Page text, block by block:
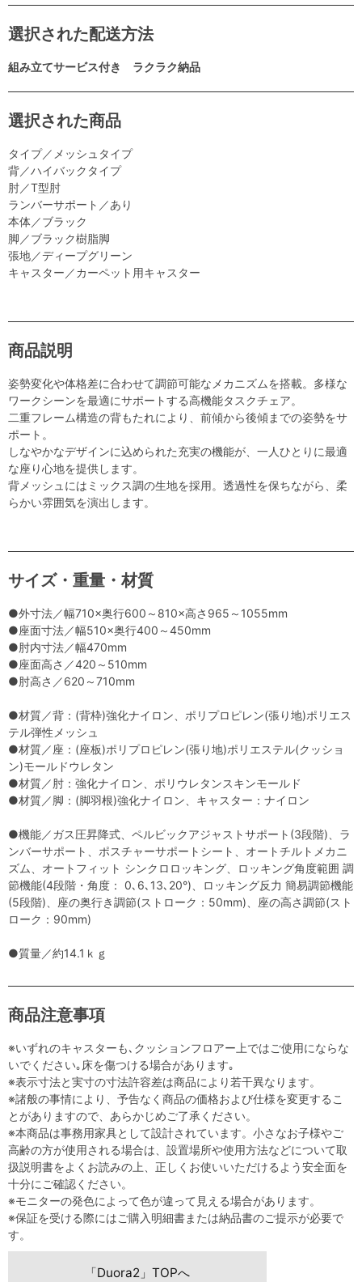
選択された配送方法
組み立てサービス付き ラクラク納品
選択された商品
タイプ／メッシュタイプ
背／ハイバックタイプ
肘／T型肘
ランバーサポート／あり
本体／ブラック
脚／ブラック樹脂脚
張地／ディープグリーン
キャスター／カーペット用キャスター
商品説明
姿勢変化や体格差に合わせて調節可能なメカニズムを搭載。多様な
ワークシーンを最適にサポートする高機能タスクチェア。
二重フレーム構造の背もたれにより、前傾から後傾までの姿勢をサ
ポート。
しなやかなデザインに込められた充実の機能が、一人ひとりに最適
な座り心地を提供します。
背メッシュにはミックス調の生地を採用。透過性を保ちながら、柔
らかい雰囲気を演出します。
サイズ・重量・材質
●外寸法／幅710×奥行600～810×高さ965～1055mm
●座面寸法／幅510×奥行400～450mm
●肘内寸法／幅470mm
●座面高さ／420～510mm
●肘高さ／620～710mm
●材質／背：(背枠)強化ナイロン、ポリプロピレン(張り地)ポリエス
テル弾性メッシュ
●材質／座：(座板)ポリプロピレン(張り地)ポリエステル(クッショ
ン)モールドウレタン
●材質／肘：強化ナイロン、ポリウレタンスキンモールド
●材質／脚：(脚羽根)強化ナイロン、キャスター：ナイロン
●機能／ガス圧昇降式、ペルビックアジャストサポート(3段階)、ラ
ンバーサポート、ポスチャーサポートシート、オートチルトメカニ
ズム、オートフィット シンクロロッキング、ロッキング角度範囲 調
節機能(4段階・角度： 0､6､13､20°)、ロッキング反力 簡易調節機能
(5段階)、座の奥行き調節(ストローク：50mm)、座の高さ調節(スト
ローク：90mm)
●質量／約14.1ｋｇ
商品注意事項
※いずれのキャスターも､クッションフロアー上ではご使用にならな
いでください｡床を傷つける場合があります｡
※表示寸法と実寸の寸法許容差は商品により若干異なります。
※諸般の事情により、予告なく商品の価格および仕様を変更するこ
とがありますので、あらかじめご了承ください。
※本商品は事務用家具として設計されています。小さなお子様やご
高齢の方が使用される場合は、設置場所や使用方法などについて取
扱説明書をよくお読みの上、正しくお使いいただけるよう安全面を
十分にご確認ください。
※モニターの発色によって色が違って見える場合があります。
※保証を受ける際にはご購入明細書または納品書のご提示が必要で
す。
「Duora2」TOPへ